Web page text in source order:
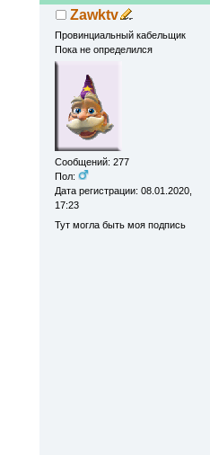
Zawktv
Провинциальный кабельщик
Пока не определился
Сообщений: 277
Пол:
Дата регистрации: 08.01.2020,
17:23
Тут могла быть моя подпись